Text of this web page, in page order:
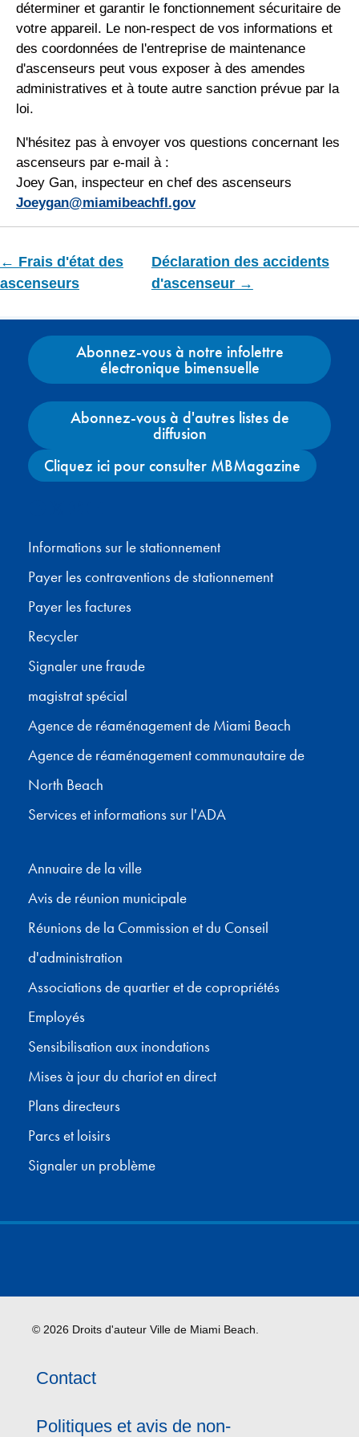
déterminer et garantir le fonctionnement sécuritaire de
votre appareil. Le non-respect de vos informations et
des coordonnées de l'entreprise de maintenance
d'ascenseurs peut vous exposer à des amendes
administratives et à toute autre sanction prévue par la
loi.
N'hésitez pas à envoyer vos questions concernant les
ascenseurs par e-mail à :
Joey Gan, inspecteur en chef des ascenseurs
Joeygan@miamibeachfl.gov
← Frais d'état des
ascenseurs
Déclaration des accidents
d'ascenseur →
Abonnez-vous à notre infolettre
électronique bimensuelle
Abonnez-vous à d'autres listes de
diffusion
Cliquez ici pour consulter MBMagazine
Informations sur le stationnement
Payer les contraventions de stationnement
Payer les factures
Recycler
Signaler une fraude
magistrat spécial
Agence de réaménagement de Miami Beach
Agence de réaménagement communautaire de
North Beach
Services et informations sur l'ADA
Annuaire de la ville
Avis de réunion municipale
Réunions de la Commission et du Conseil
d'administration
Associations de quartier et de copropriétés
Employés
Sensibilisation aux inondations
Mises à jour du chariot en direct
Plans directeurs
Parcs et loisirs
Signaler un problème
© 2026 Droits d'auteur Ville de Miami Beach.
Contact
Politiques et avis de non-